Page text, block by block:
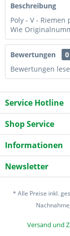
Beschreibung
Poly - V - Riemen
Wie
Bewertungen
0
Bewertungen
Service Hotline
Shop Service
Informationen
Newsletter
* Alle Preise inkl.
Versand und